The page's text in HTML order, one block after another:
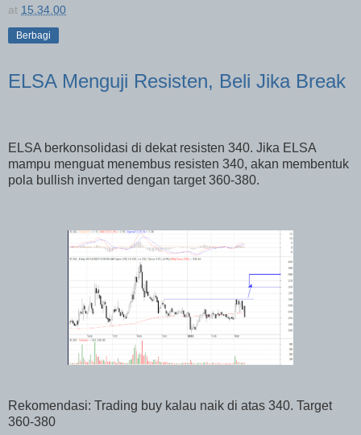
at 15.34.00
Berbagi
ELSA Menguji Resisten, Beli Jika Break
ELSA berkonsolidasi di dekat resisten 340. Jika ELSA
mampu menguat menembus resisten 340, akan membentuk
pola bullish inverted dengan target 360-380.
Rekomendasi: Trading buy kalau naik di atas 340. Target
360-380